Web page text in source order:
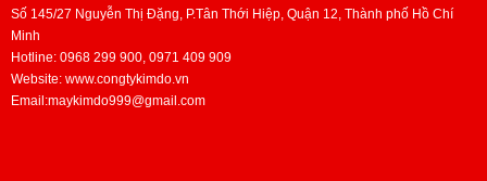
Số 145/27 Nguyễn Thị Đặng, P.Tân Thới Hiệp, Quận 12, Thành phố Hồ Chí
Minh
Hotline: 0968 299 900, 0971 409 909
Website: www.congtykimdo.vn
Email:maykimdo999@gmail.com